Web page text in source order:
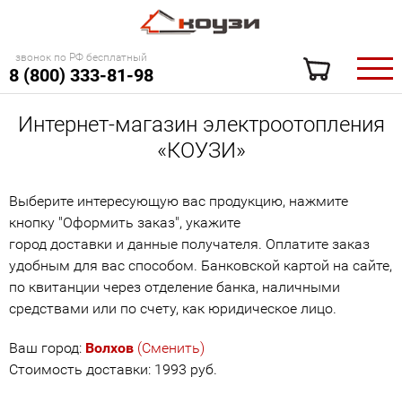
звонок по РФ бесплатный
8 (800) 333-81-98
Интернет-магазин электроотопления
«КОУЗИ»
Выберите интересующую вас продукцию, нажмите
кнопку "Оформить заказ", укажите
город доставки и данные получателя. Оплатите заказ
удобным для вас способом. Банковской картой на сайте,
по квитанции через отделение банка, наличными
средствами или по счету, как юридическое лицо.
Ваш город: Волхов (Сменить)
Стоимость доставки: 1993 руб.